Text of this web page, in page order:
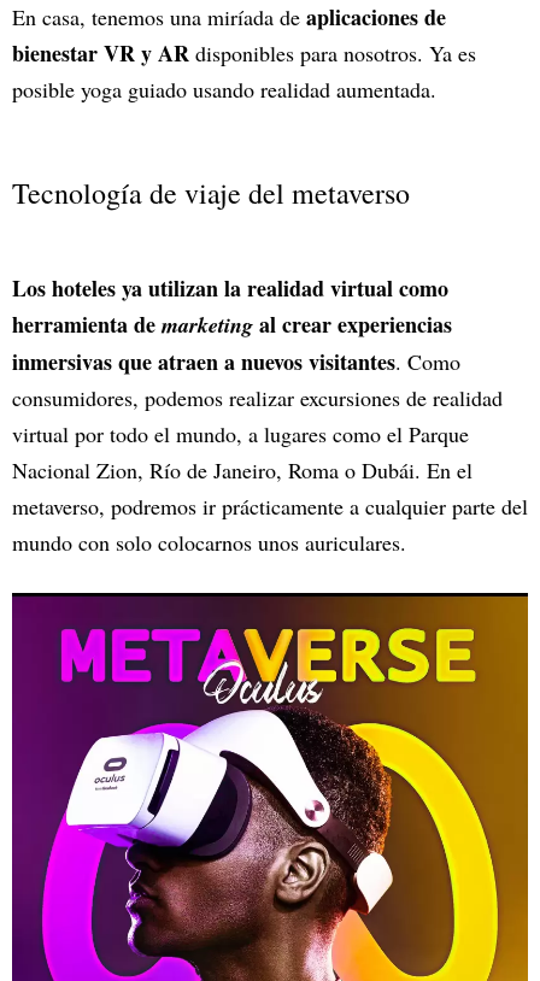
En casa, tenemos una miríada de aplicaciones de
bienestar VR y AR disponibles para nosotros. Ya es
posible yoga guiado usando realidad aumentada.
Tecnología de viaje del metaverso
Los hoteles ya utilizan la realidad virtual como
herramienta de marketing al crear experiencias
inmersivas que atraen a nuevos visitantes. Como
consumidores, podemos realizar excursiones de realidad
virtual por todo el mundo, a lugares como el Parque
Nacional Zion, Río de Janeiro, Roma o Dubái. En el
metaverso, podremos ir prácticamente a cualquier parte del
mundo con solo colocarnos unos auriculares.